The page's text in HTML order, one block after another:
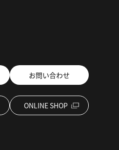
お問い合わせ
ONLINE SHOP